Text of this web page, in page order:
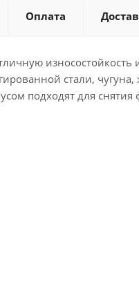
Оплата
стали, чугуна,
подходят для снятия